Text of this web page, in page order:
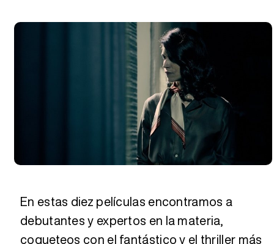
En estas diez películas encontramos a
debutantes y expertos en la materia,
coqueteos con el fantástico y el thriller más